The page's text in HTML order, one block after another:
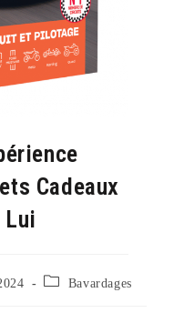
Cadeaux
Lui
Post Bavardages